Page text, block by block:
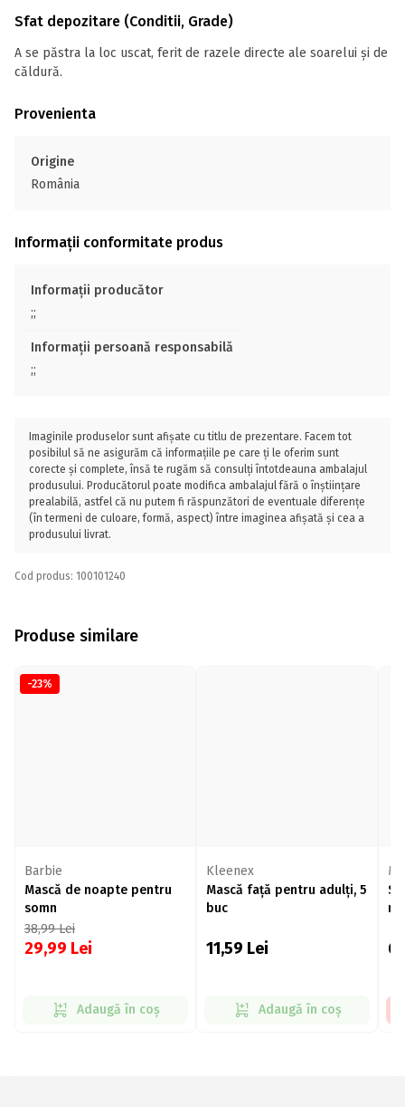
Sfat depozitare (Conditii, Grade)
A se păstra la loc uscat, ferit de razele directe ale soarelui și de
căldură.
Provenienta
Origine
România
Informații conformitate produs
Informații producător
;;
Informații persoană responsabilă
;;
Imaginile produselor sunt afișate cu titlu de prezentare. Facem tot
posibilul să ne asigurăm că informațiile pe care ți le oferim sunt
corecte și complete, însă te rugăm să consulți întotdeauna ambalajul
produsului. Producătorul poate modifica ambalajul fără o înștiințare
prealabilă, astfel că nu putem fi răspunzători de eventuale diferențe
(în termeni de culoare, formă, aspect) între imaginea afișată și cea a
produsului livrat.
Cod produs: 100101240
Produse similare
-23%
Barbie
Mască de noapte pentru
somn
38,99Lei
29,99 Lei
Adaugă în coș
Kleenex
Mască față pentru adulți, 5
buc
11,59 Lei
Adaugă în coș